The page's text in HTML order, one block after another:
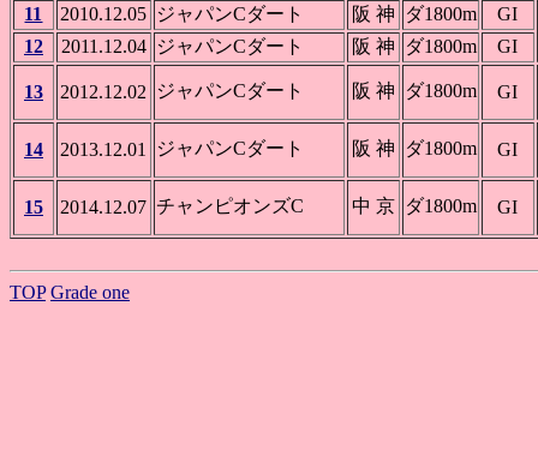
11 2010.12.05 ジャパンCダート 阪 神 ダ1800m
GI
12
2011.12.04 ジャパンCダート 阪 神 ダ1800m GI
13 2012.12.02 ジャパンCダート 阪 神 ダ1800m GI
14 2013.12.01 ジャパンCダート 阪 神 ダ1800m GI
15 2014.12.07 チャンピオンズC 中 京 ダ1800m GI
TOP Grade one